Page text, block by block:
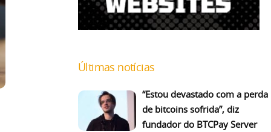
Últimas notícias
“Estou devastado com a perda
de bitcoins sofrida”, diz
fundador do BTCPay Server